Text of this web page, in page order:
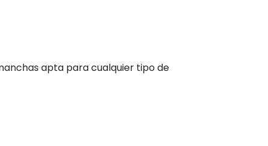
apta para cualquier tipo de